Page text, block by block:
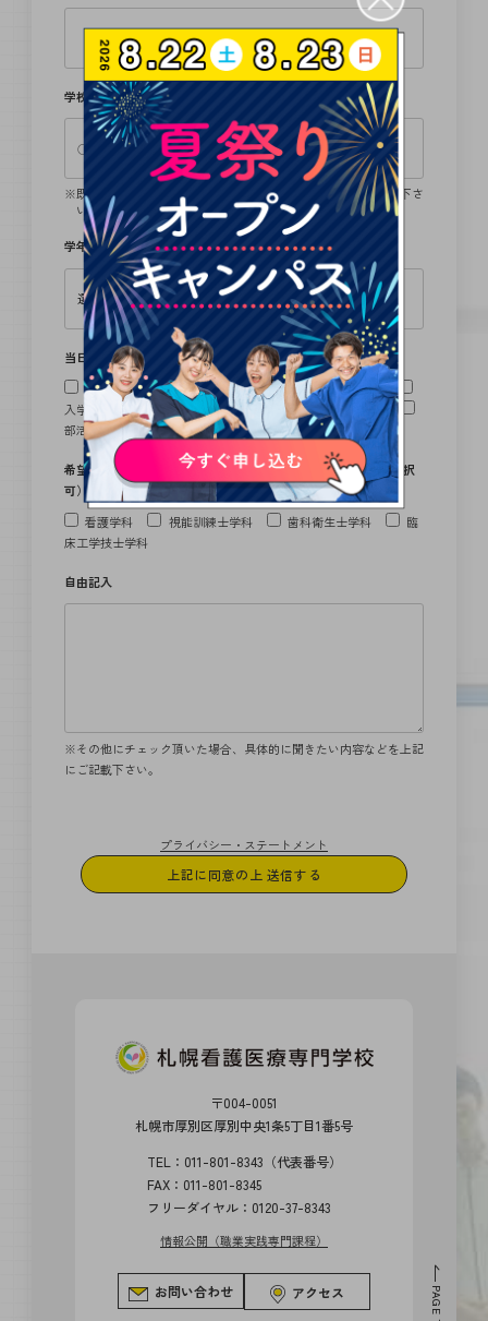
学校名
既卒の方は卒業学校、留学生の方は、日本語学校名をご記入下さ
い。
学年 必須
当日具体的に聞きたい内容
授業や学校生活について
資格取得・就職について
入学試験・特待生制度について
学費・奨学金について
部活動・サークルについて
その他
希望学科以外に話を聞きたい学科を選んでください。 （複数選択
可）
看護学科
視能訓練士学科 歯科衛生士学科
臨
床工学技士学科
自由記入
※その他にチェック頂いた場合、具体的に聞きたい内容などを上記
にご記載下さい。
プライバシー・ステートメント
〒004-0051
札幌市厚別区厚別中央1条5丁目1番5号
TEL：011-801-8343（代表番号）
FAX：011-801-8345
フリーダイヤル：0120-37-8343
情報公開（職業実践専門課程）
お問い合わせ アクセス